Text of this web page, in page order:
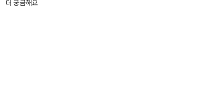
더 궁금해요